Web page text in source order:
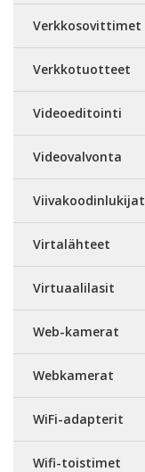
Verkkosovittimet
Verkkotuotteet
Videoeditointi
Videovalvonta
Viivakoodinlukijat
Virtalähteet
Virtuaalilasit
Web-kamerat
Webkamerat
WiFi-adapterit
Wifi-toistimet